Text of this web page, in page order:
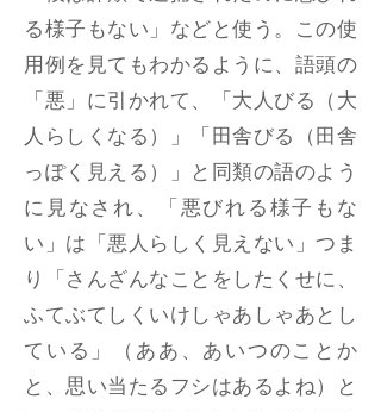
る様子もない」などと使う。この使
用例を見てもわかるように、語頭の
「悪」に引かれて、「大人びる（大
人らしくなる）」「田舎びる（田舎
っぽく見える）」と同類の語のよう
に見なされ、「悪びれる様子もな
い」は「悪人らしく見えない」つま
り「さんざんなことをしたくせに、
ふてぶてしくいけしゃあしゃあとし
ている」（ああ、あいつのことか
と、思い当たるフシはあるよね）と